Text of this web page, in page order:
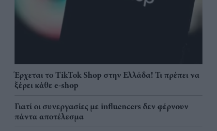
Έρχεται το TikTok Shop στην Ελλάδα! Τι πρέπει να
ξέρει κάθε e-shop
Γιατί οι συνεργασίες με influencers δεν φέρνουν
πάντα αποτέλεσμα